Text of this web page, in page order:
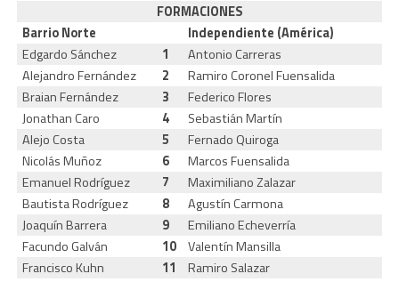
FORMACIONES
Barrio Norte
Independiente (América)
Edgardo Sánchez
1
Antonio Carreras
Alejandro Fernández
2
Ramiro Coronel Fuensalida
Braian Fernández
3
Federico Flores
Jonathan Caro
4
Sebastián Martín
Alejo Costa
5
Fernado Quiroga
Nicolás Muñoz
6
Marcos Fuensalida
Emanuel Rodríguez
7
Maximiliano Zalazar
Bautista Rodríguez
8
Agustín Carmona
Joaquín Barrera
9
Emiliano Echeverría
Facundo Galván
10
Valentín Mansilla
Francisco Kuhn
11
Ramiro Salazar